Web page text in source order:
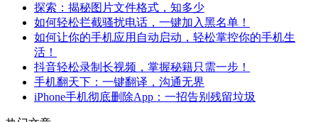
探索：揭秘图片文件格式，知多少
如何轻松拦截骚扰电话，一键加入黑名单！
如何让你的手机应用自动启动，轻松掌控你的手机生
活！
抖音轻松录制长视频，掌握秘籍只需一步！
手机翻天下：一键翻译，沟通无界
iPhone手机彻底删除App：一招告别残留垃圾